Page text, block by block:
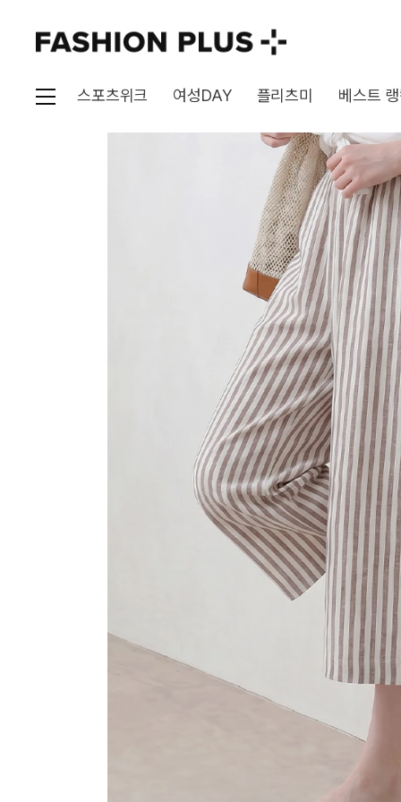
스포츠위크 여성DAY 플리츠미 베스트